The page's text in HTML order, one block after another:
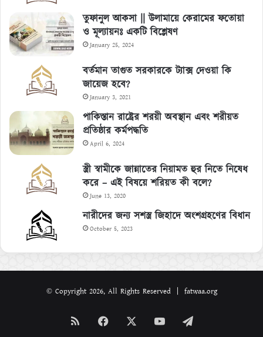
তুফানুল আকসা || উলামায়ে কেরামের ফতোয়া
ও মূল্যায়নঃ একটি বিশ্লেষণ
January 25, 2024
বর্তমান তাগুত সরকারকে ট্যাক্স দেওয়া কি
জায়েজ হবে?
January 3, 2021
পাকিস্তান রাষ্ট্রের শরয়ী অবস্থান এবং শরীয়ত
প্রতিষ্ঠার কর্মপদ্ধতি
April 6, 2024
স্ত্রী স্বামীকে জান্নাতের নিয়ামত হুর নিতে নিষেধ
করে – এই বিষয়ে শরিয়ত কী বলে?
June 13, 2020
নারীদের জন্য সশস্ত্র জিহাদে অংশগ্রহণের বিধান
October 5, 2023
© Copyright 2026, All Rights Reserved | fatwaa.org
Facebook YouTube